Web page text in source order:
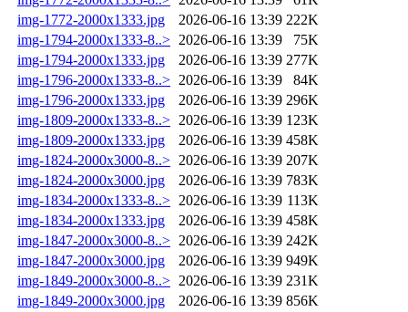
img-1772-2000x1333.jpg
2026-06-16 13:39 222K
img-1794-2000x1333-8..> 2026-06-16 13:39
75K
img-1794-2000x1333.jpg
2026-06-16 13:39 277K
img-1796-2000x1333-8..> 2026-06-16 13:39
84K
img-1796-2000x1333.jpg
2026-06-16 13:39 296K
img-1809-2000x1333-8..> 2026-06-16 13:39 123K
img-1809-2000x1333.jpg
2026-06-16 13:39 458K
img-1824-2000x3000-8..> 2026-06-16 13:39 207K
img-1824-2000x3000.jpg
2026-06-16 13:39 783K
img-1834-2000x1333-8..> 2026-06-16 13:39 113K
img-1834-2000x1333.jpg
2026-06-16 13:39 458K
img-1847-2000x3000-8..> 2026-06-16 13:39 242K
img-1847-2000x3000.jpg
2026-06-16 13:39 949K
img-1849-2000x3000-8..> 2026-06-16 13:39 231K
img-1849-2000x3000.jpg
2026-06-16 13:39 856K